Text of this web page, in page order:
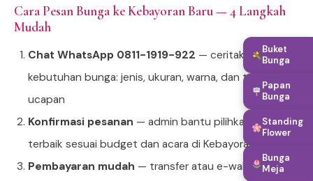
Cara Pesan Bunga ke Kebayoran Baru — 4 Langkah
Mudah
Chat WhatsApp 0811-1919-922 — ceritakan
kebutuhan bunga: jenis, ukuran, warna, dan teks
ucapan
Konfirmasi pesanan — admin bantu pilihkan produk
terbaik sesuai budget dan acara di Kebayoran Baru
Pembayaran mudah — transfer atau e-wallet,
Buket
Bunga
Papan
Bunga
Standing
Flower
Bunga
Meja